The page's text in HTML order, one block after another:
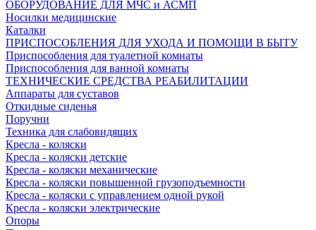
ОБОРУДОВАНИЕ ДЛЯ МЧС и АСМП
Носилки медицинские
Каталки
ПРИСПОСОБЛЕНИЯ ДЛЯ УХОДА И ПОМОЩИ В БЫТУ
Приспособления для туалетной комнаты
Приспособления для ванной комнаты
ТЕХНИЧЕСКИЕ СРЕДСТВА РЕАБИЛИТАЦИИ
Аппараты для суставов
Откидные сиденья
Поручни
Техника для слабовидящих
Кресла - коляски
Кресла - коляски детские
Кресла - коляски механические
Кресла - коляски повышенной грузоподъемности
Кресла - коляски с управлением одной рукой
Кресла - коляски электрические
Опоры